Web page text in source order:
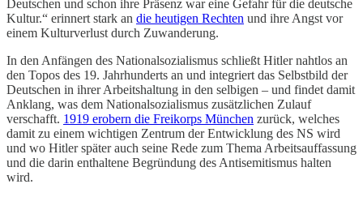
Deutschen und schon ihre Präsenz war eine Gefahr für die deutsche
Kultur.“ erinnert stark an die heutigen Rechten und ihre Angst vor
einem Kulturverlust durch Zuwanderung.
In den Anfängen des Nationalsozialismus schließt Hitler nahtlos an
den Topos des 19. Jahrhunderts an und integriert das Selbstbild der
Deutschen in ihrer Arbeitshaltung in den selbigen – und findet damit
Anklang, was dem Nationalsozialismus zusätzlichen Zulauf
verschafft. 1919 erobern die Freikorps München zurück, welches
damit zu einem wichtigen Zentrum der Entwicklung des NS wird
und wo Hitler später auch seine Rede zum Thema Arbeitsauffassung
und die darin enthaltene Begründung des Antisemitismus halten
wird.